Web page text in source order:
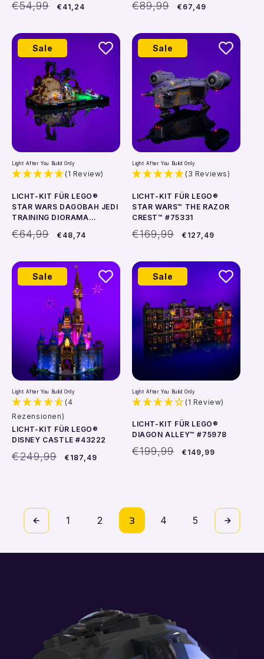
In den Warenkorb In den Warenkorb
In den Warenkorb In den Warenkorb
In den Warenkorb
Normaler
€54,99 Verkaufspreis
€41,24
In den Warenkorb
Normaler
€89,99 Verkaufspreis
€67,49
Sale
Light After You Build Only
(1 Review)
LICHT-KIT FÜR LEGO®
STAR WARS DAGOBAH JEDI
TRAINING DIORAMA
Normaler
€64,99 Verkaufspreis
€48,74
Sale
Light After You Build Only
(3 Reviews)
LICHT-KIT FÜR LEGO®
STAR WARS™ THE RAZOR
CREST™ #75331
Normaler
€169,99 Verkaufspreis
€127,49
Sale
Light After You Build Only
(4
Rezensionen)
LICHT-KIT FÜR LEGO®
DISNEY CASTLE #43222
Normaler
€249,99 Verkaufspreis
€187,49
Sale
Light After You Build Only
(1 Review)
LICHT-KIT FÜR LEGO®
DIAGON ALLEY™ #75978
Normaler
€199,99 Verkaufspreis
€149,99
1 2 3 4 5